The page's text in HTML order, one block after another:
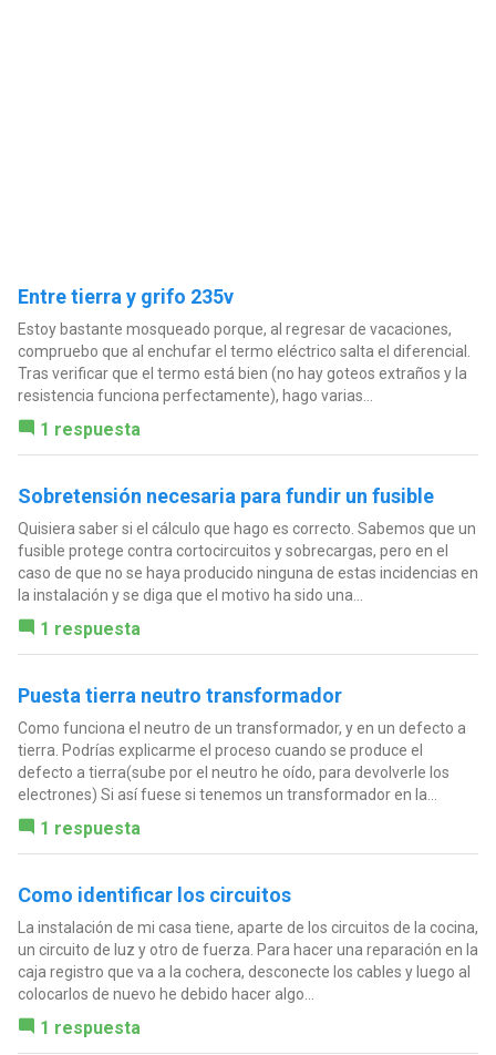
Entre tierra y grifo 235v
Estoy bastante mosqueado porque, al regresar de vacaciones,
compruebo que al enchufar el termo eléctrico salta el diferencial.
Tras verificar que el termo está bien (no hay goteos extraños y la
resistencia funciona perfectamente), hago varias...
1 respuesta
Sobretensión necesaria para fundir un fusible
Quisiera saber si el cálculo que hago es correcto. Sabemos que un
fusible protege contra cortocircuitos y sobrecargas, pero en el
caso de que no se haya producido ninguna de estas incidencias en
la instalación y se diga que el motivo ha sido una...
1 respuesta
Puesta tierra neutro transformador
Como funciona el neutro de un transformador, y en un defecto a
tierra. Podrías explicarme el proceso cuando se produce el
defecto a tierra(sube por el neutro he oído, para devolverle los
electrones) Si así fuese si tenemos un transformador en la...
1 respuesta
Como identificar los circuitos
La instalación de mi casa tiene, aparte de los circuitos de la cocina,
un circuito de luz y otro de fuerza. Para hacer una reparación en la
caja registro que va a la cochera, desconecte los cables y luego al
colocarlos de nuevo he debido hacer algo...
1 respuesta